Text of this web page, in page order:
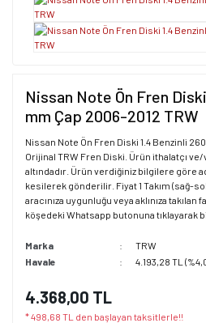
Nissan Note Ön Fren
mm Çap 2006-2012 TRW
Nissan Note Ön Fren Diski 1.4 Benzinli
Orijinal TRW Fren Diski. Ürün ithalatçı
altındadır. Ürün verdiğiniz bilgilere göre
kesilerek gönderilir. Fiyat 1 Takım (sağ-
aracınıza uygunluğu veya aklınıza
köşedeki Whatsapp butonuna tıklayarak
Marka
TRW
Havale
4.193,28 TL
4.368,00 TL
* 498,68 TL den başlayan taksitlerle!!